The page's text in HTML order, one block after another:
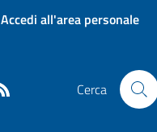
Accedi all'area personale
Cerca